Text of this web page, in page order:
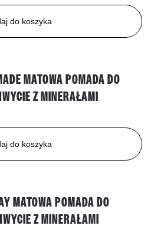
do koszyka
MATOWA POMADA DO
Z MINERAŁAMI
do koszyka
MATOWA POMADA DO
Z MINERAŁAMI